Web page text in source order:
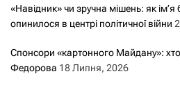
«Навідник» чи зручна мішень: як
опинилося в центрі політичної війни
Спонсори «картонного Майдану»: хто
Федорова 18 Липня, 2026